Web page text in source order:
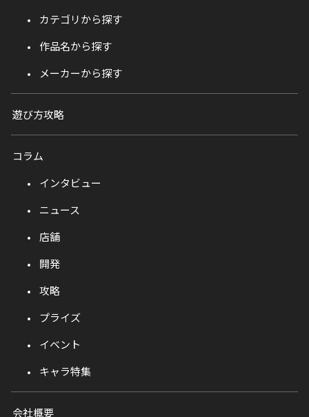
カテゴリから探す
作品名から探す
メーカーから探す
遊び方攻略
コラム
インタビュー
ニュース
店舗
開発
攻略
プライズ
イベント
キャラ特集
会社概要